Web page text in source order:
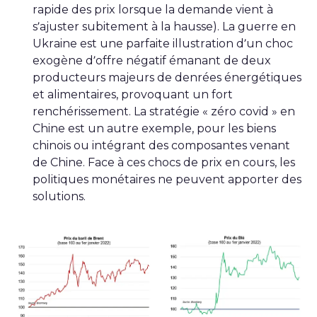
rapide des prix lorsque la demande vient à
s’ajuster subitement à la hausse). La guerre en
Ukraine est une parfaite illustration d’un choc
exogène d’offre négatif émanant de deux
producteurs majeurs de denrées énergétiques
et alimentaires, provoquant un fort
renchérissement. La stratégie « zéro covid » en
Chine est un autre exemple, pour les biens
chinois ou intégrant des composantes venant
de Chine. Face à ces chocs de prix en cours, les
politiques monétaires ne peuvent apporter des
solutions.